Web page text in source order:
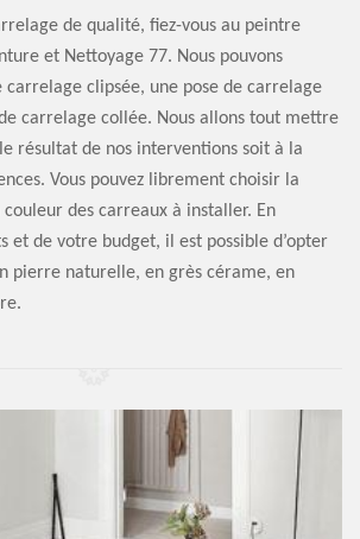
de qualité, fiez-vous au peintre
et Nettoyage 77. Nous pouvons
carrelage clipsée, une pose de carrelage
carrelage collée. Nous allons tout mettre
résultat de nos interventions soit à la
Vous pouvez librement choisir la
des carreaux à installer. En
et de votre budget, il est possible d’opter
pierre naturelle, en grès cérame, en